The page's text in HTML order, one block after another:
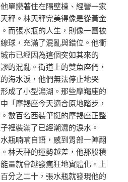
單戀著住在隔壁棟、經營一家
秤。林天秤完美得像是從黃金
而張水瓶的人生，則像一團被
球，充滿了混亂與錯位。他衝
市已經因為這個突如其來的
的混亂。街道上的雙魚座們，
海水淚，他們無法停止地哭
成了小型潟湖。那些摩羯座的
「摩羯座今天適合原地踏步，
數百名西裝筆挺的摩羯座正整
裡裝滿了已經潮濕的淚水。
瓶喃喃自語，感到胃部一陣翻
林天秤的運勢越差，他那股積
量就會越發瘋狂地實體化。上
分之二十，張水瓶就發現他的